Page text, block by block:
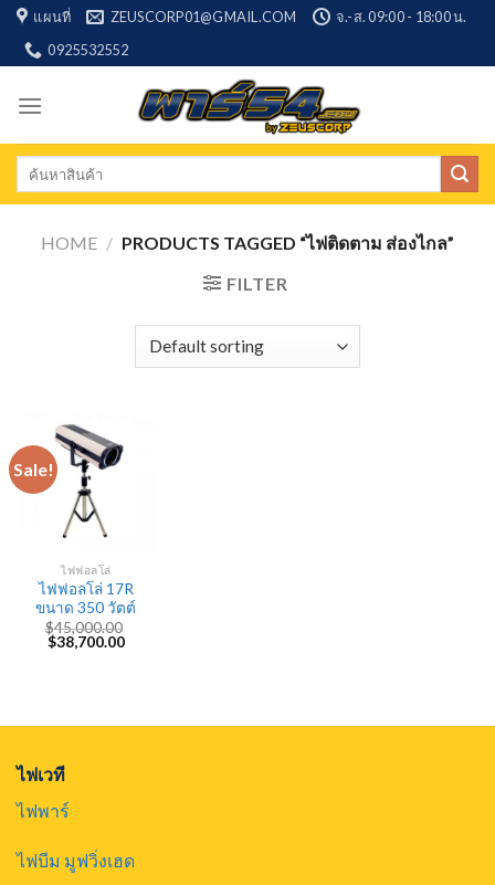
Skip
content
แผนที่ ZEUSCORP01@GMAIL.COM
จ.-ส. 09:00 - 18:00 น.
0925532552
Search
HOME / PRODUCTS TAGGED “ไฟติดตาม ส่องไกล”
FILTER
Sale!
ไฟฟอลโล่
ไฟฟอลโล่ 17R
ขนาด 350 วัตต์
$45,000.00
Original
price
$38,700.00Current
ไฟเวที
ไฟพาร์
ไฟบีม มูฟวิ่งเฮด